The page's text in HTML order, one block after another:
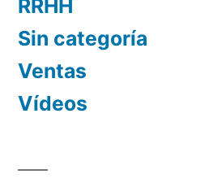
RRHH
Sin categoría
Ventas
Vídeos